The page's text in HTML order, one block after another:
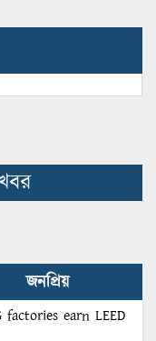
জনপ্রিয়
earn LEED